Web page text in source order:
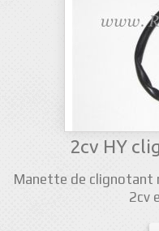
2cv HY
Manette de clignotant
2cv